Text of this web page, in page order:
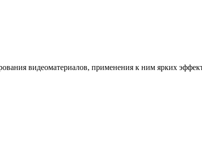
видеоматериалов, применения к ним ярких